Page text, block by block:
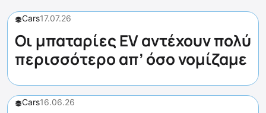
Cars17.07.26
Οι μπαταρίες EV αντέχουν πολύ
περισσότερο απ’ όσο νομίζαμε
Cars16.06.26